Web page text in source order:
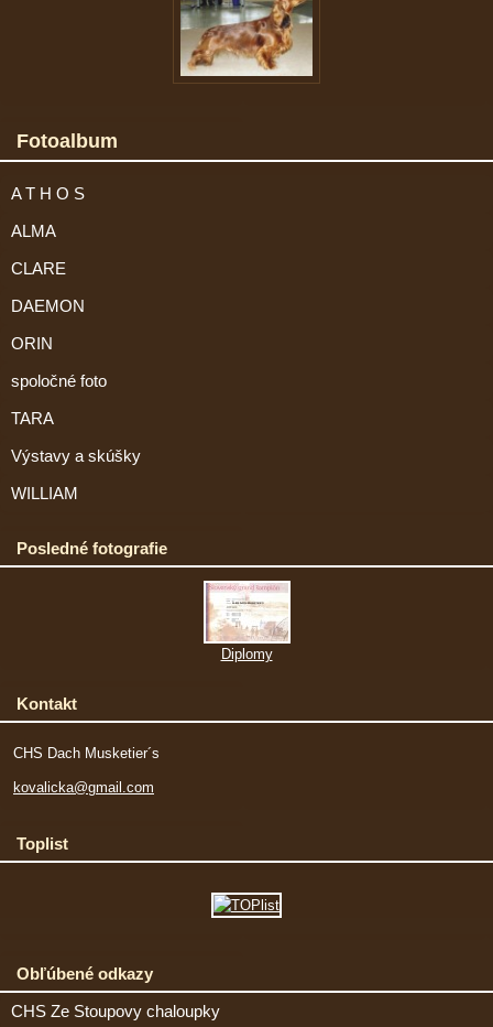
Fotoalbum
A T H O S
ALMA
CLARE
DAEMON
ORIN
spoločné foto
TARA
Výstavy a skúšky
WILLIAM
Posledné fotografie
Diplomy
Kontakt
CHS Dach Musketier´s
kovalicka@gmail.com
Toplist
Obľúbené odkazy
CHS Ze Stoupovy chaloupky